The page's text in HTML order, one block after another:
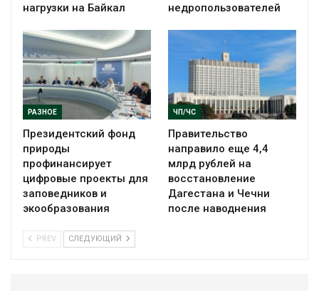
нагрузки на Байкал недропользователей
РАЗНОЕ
Президентский фонд
природы
профинансирует
цифровые проекты для
заповедников и
экообразования
ЧП/ЧС
Правительство
направило еще 4,4
млрд рублей на
восстановление
Дагестана и Чечни
после наводнения
PREV СЛЕДУЮЩИЙ